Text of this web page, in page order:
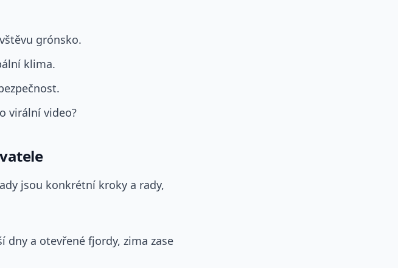
grónsko.
klima.
virální video?
jsou konkrétní kroky a rady,
a otevřené fjordy, zima zase